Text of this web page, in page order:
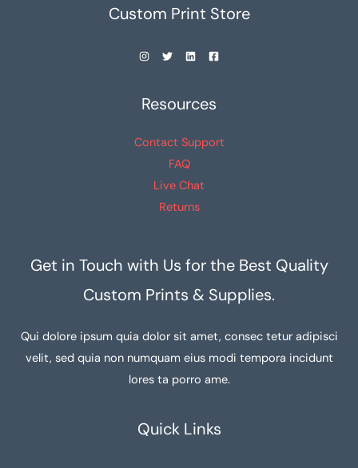
Custom Print Store
Resources
Contact Support
FAQ
Live Chat
Returns
Get in Touch with Us for the Best Quality
Custom Prints & Supplies.
Qui dolore ipsum quia dolor sit amet, consec tetur adipisci
velit, sed quia non numquam eius modi tempora incidunt
lores ta porro ame.
Quick Links